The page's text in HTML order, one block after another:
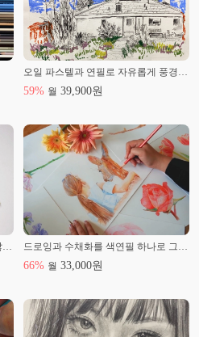
오일 파스텔과 연필로 자유롭게 풍경 그리기
59% 월 39,900원
독특한 질감의 오일파스텔 어렵지 않아요. 디저트부터 꽃그림까지! 드로잉과 수채화를 색연필 하나로 그려요!
66% 월 33,000원